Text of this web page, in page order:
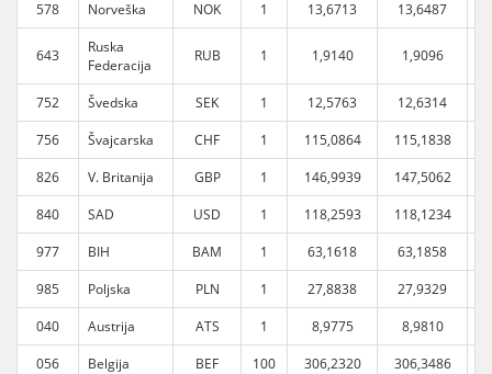
578
Norveška NOK 1 13,6713 13,6487
643
Ruska
Federacija
RUB 1 1,9140 1,9096
752 Švedska SEK 1 12,5763 12,6314
756
Švajcarska CHF 1 115,0864 115,1838
826
V. Britanija GBP 1 146,9939 147,5062
840
SAD USD 1 118,2593 118,1234
977
BIH BAM 1 63,1618 63,1858
985
Poljska PLN 1 27,8838 27,9329
040
Austrija ATS 1 8,9775 8,9810
056
Belgija BEF 100 306,2320 306,3486